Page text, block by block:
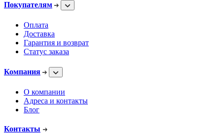
Покупателям
Оплата
Доставка
Гарантия и возврат
Статус заказа
Компания
О компании
Адреса и контакты
Блог
Контакты